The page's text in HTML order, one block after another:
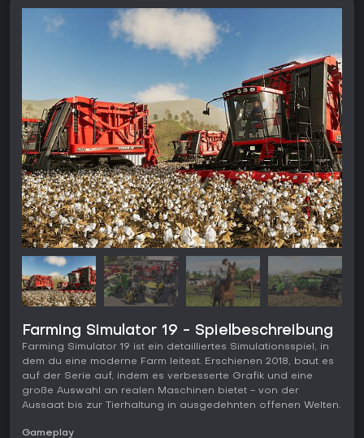
Farming Simulator 19 - Spielbeschreibung
Farming Simulator 19 ist ein detailliertes Simulationsspiel, in
dem du eine moderne Farm leitest. Erschienen 2018, baut es
auf der Serie auf, indem es verbesserte Grafik und eine
große Auswahl an realen Maschinen bietet - von der
Aussaat bis zur Tierhaltung in ausgedehnten offenen Welten.
Gameplay